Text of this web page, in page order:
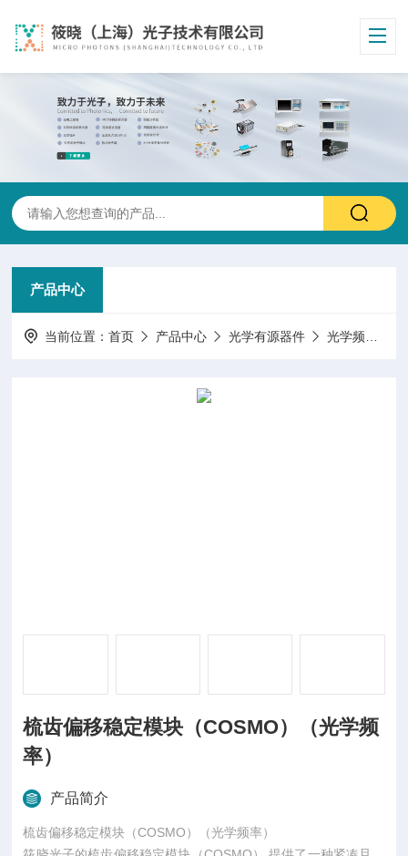
产品中心
当前位置：首页 产品中心 光学有源器件 光学频率梳系统
梳齿偏移稳定模块（COSMO）（光学频
率）
产品简介
梳齿偏移稳定模块（COSMO）（光学频率）